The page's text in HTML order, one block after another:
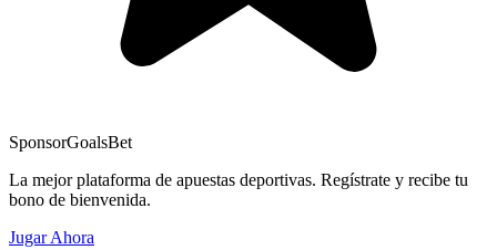
SponsorGoalsBet
La mejor plataforma de apuestas deportivas. Regístrate y recibe tu
bono de bienvenida.
Jugar Ahora